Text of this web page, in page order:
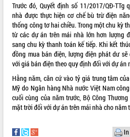
Trước đó, Quyết định số 11/2017/QĐ-TTg
nhà được thực hiện cơ chế bù trừ điện
thống công tơ hai chiều. Trong một chu kỳ
từ các dự án trên mái nhà lớn hơn lượng
sang chu kỳ thanh toán kế tiếp. Khi kết
đồng mua bán điện, lượng điện phát dư
với giá bán điện theo quy định đối với dự án
Hằng năm, căn cứ vào tỷ giá trung tâm
Mỹ do Ngân hàng Nhà nước Việt Nam
cuối cùng của năm trước, Bộ Công
mặt trời đối với dự án trên mái nhà cho năm
In